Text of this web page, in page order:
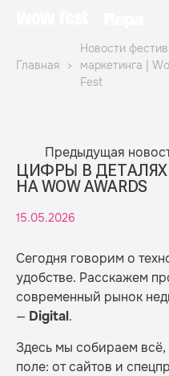
Главная
Новости
маркетинга |
Fest
Предыдущая
ЦИФРЫ В ДЕТАЛЯХ:
НА WOW AWARDS
15.05.2026
Сегодня говорим о
удобстве. Расскажем
современный рынок
— Digital.
Здесь мы собираем
поле: от сайтов и